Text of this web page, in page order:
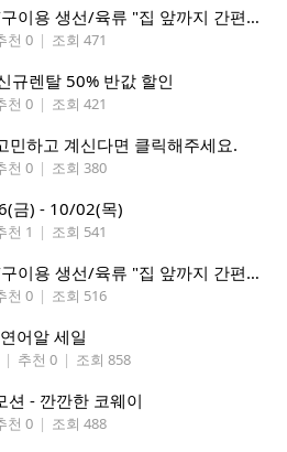
시애틀 프리미엄 사시미/구이용 생선/육류 "집 앞까지 간편하게" – 영오션샵닷컴
천 0 | 조회 471
규렌탈 50% 반값 할인
천 0 | 조회 421
민하고 계신다면 클릭해주세요.
천 0 | 조회 380
금) - 10/02(목)
천 1 | 조회 541
시애틀 프리미엄 사시미/구이용 생선/육류 "집 앞까지 간편하게" – 영오션샵닷컴
천 0 | 조회 516
어알 세일
| 추천 0 | 조회 858
션 - 깐깐한 코웨이
천 0 | 조회 488